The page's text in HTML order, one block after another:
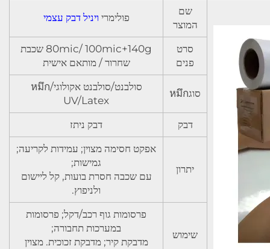
שם
המוצר
פולימרי ויניל דבק עצמי
סרט
פנים
80mic/ 100mic+140g שכבת
שחרור / מותאם אישית
סוגหมึก
סולבנט/סולבנט אקולוגי/หมึก
UV/Latex
דבק
דבק ניתז
יתרון
אפקט חסימה מצוין; עמידות לקריעה;
גמישות;
עם שכבה חסרת בועות, קל ליישום
ולניפוץ.
שימוש
פרסומות גוף רכב/דקל; פרסומות
במערכות תחבורה;
מדבקת קיר; מדבקת זכוכית. מצוין